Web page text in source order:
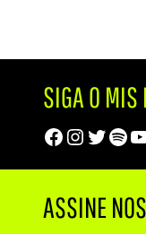
SIGA O MIS
Facebook
ASSINE